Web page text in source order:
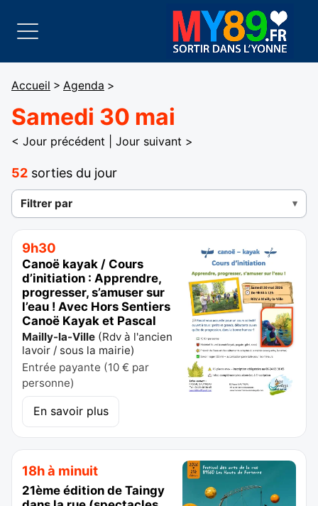
Accueil > Agenda >
Samedi 30 mai
< Jour précédent Jour suivant >
52 sorties du jour
Filtrer par
9h30
Canoë kayak / Cours
d’initiation : Apprendre,
progresser, s’amuser sur
l’eau ! Avec Hors Sentiers
Canoë Kayak et Pascal
Mailly-la-Ville (Rdv à l'ancien
lavoir / sous la mairie)
Entrée payante (10 € par
personne)
En savoir plus
18h à minuit
21ème édition de Taingy